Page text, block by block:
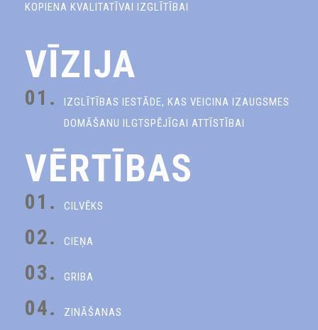
KOPIENA KVALITATĪVAI IZGLĪTĪBAI
VĪZIJA
01.
IZGLĪTĪBAS IESTĀDE, KAS VEICINA IZAUGSMES
DOMĀŠANU ILGTSPĒJĪGAI ATTĪSTĪBAI
VĒRTĪBAS
01. CILVĒKS
02. CIEŅA
03. GRIBA
04. ZINĀŠANAS